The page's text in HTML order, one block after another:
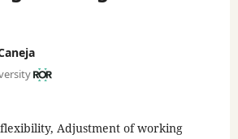
Adjustment of working